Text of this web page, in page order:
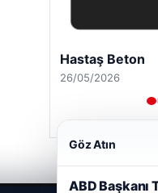
Hastaş Beton
26/05/2026
Göz Atın
ABD Başkanı